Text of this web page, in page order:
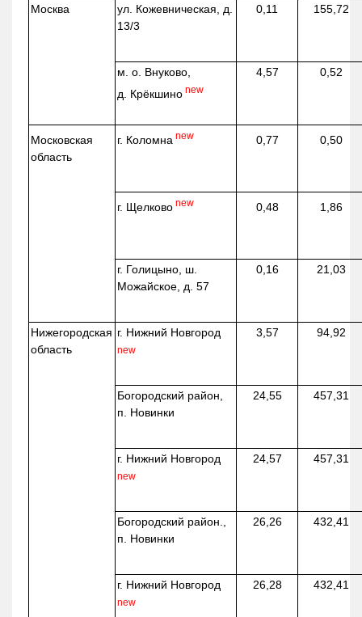
Москва ул. Кожевническая, д.
13/3
0,11 155,72
м. о. Внуково,
д. Крёкшино new
4,57 0,52
Московская
область
г. Коломна new 0,77 0,50
г. Щелково new 0,48 1,86
г. Голицыно, ш.
Можайское, д. 57
0,16 21,03
Нижегородская
область
г. Нижний Новгород
new
3,57 94,92
Богородский район,
п. Новинки
24,55 457,31
г. Нижний Новгород
new
24,57 457,31
Богородский район.,
п. Новинки
26,26 432,41
г. Нижний Новгород
new
26,28 432,41